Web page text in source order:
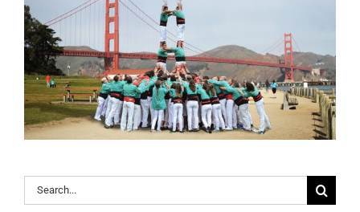
Search
for: